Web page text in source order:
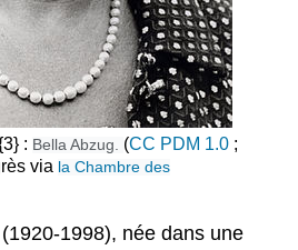
: Bella Abzug. (CC PDM 1.0;
via la Chambre des
1998), née dans une